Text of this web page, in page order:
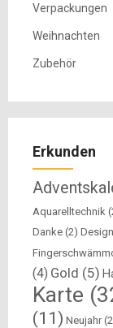
Verpackungen
Weihnachten
Zubehör
Erkunden
Aquarelltechnik
Danke (2)
(4) Gold (5)
Karte
(11) Neujahr